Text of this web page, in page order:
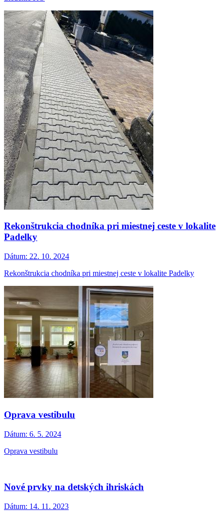
Rekonštrukcia chodníka pri miestnej ceste v lokalite
Padelky
Dátum: 22. 10. 2024
Rekonštrukcia chodníka pri miestnej ceste v lokalite Padelky
Oprava vestibulu
Dátum: 6. 5. 2024
Oprava vestibulu
Nové prvky na detských ihriskách
Dátum: 14. 11. 2023